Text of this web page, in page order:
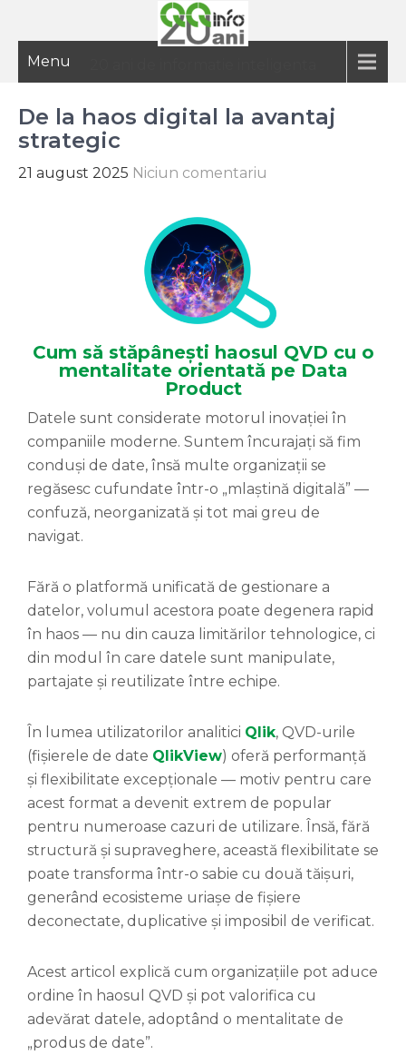
Menu
De la haos digital la avantaj
strategic
21 august 2025 Niciun comentariu
Cum să stăpânești haosul QVD cu o
mentalitate orientată pe Data
Product
Datele sunt considerate motorul inovației în
companiile moderne. Suntem încurajați să fim
conduși de date, însă multe organizații se
regăsesc cufundate într-o „mlaștină digitală” —
confuză, neorganizată și tot mai greu de
navigat.
Fără o platformă unificată de gestionare a
datelor, volumul acestora poate degenera rapid
în haos — nu din cauza limitărilor tehnologice, ci
din modul în care datele sunt manipulate,
partajate și reutilizate între echipe.
În lumea utilizatorilor analitici Qlik, QVD-urile
(fișierele de date QlikView) oferă performanță
și flexibilitate excepționale — motiv pentru care
acest format a devenit extrem de popular
pentru numeroase cazuri de utilizare. Însă, fără
structură și supraveghere, această flexibilitate se
poate transforma într-o sabie cu două tăișuri,
generând ecosisteme uriașe de fișiere
deconectate, duplicative și imposibil de verificat.
Acest articol explică cum organizațiile pot aduce
ordine în haosul QVD și pot valorifica cu
adevărat datele, adoptând o mentalitate de
„produs de date”.